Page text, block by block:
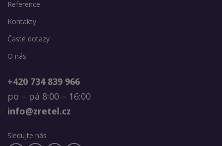
Reference
Kontakty
Časté dotazy
O nás
+420 734 839 966
po – pá 8:00 – 16:00
info@zretel.cz
Sledujte nás